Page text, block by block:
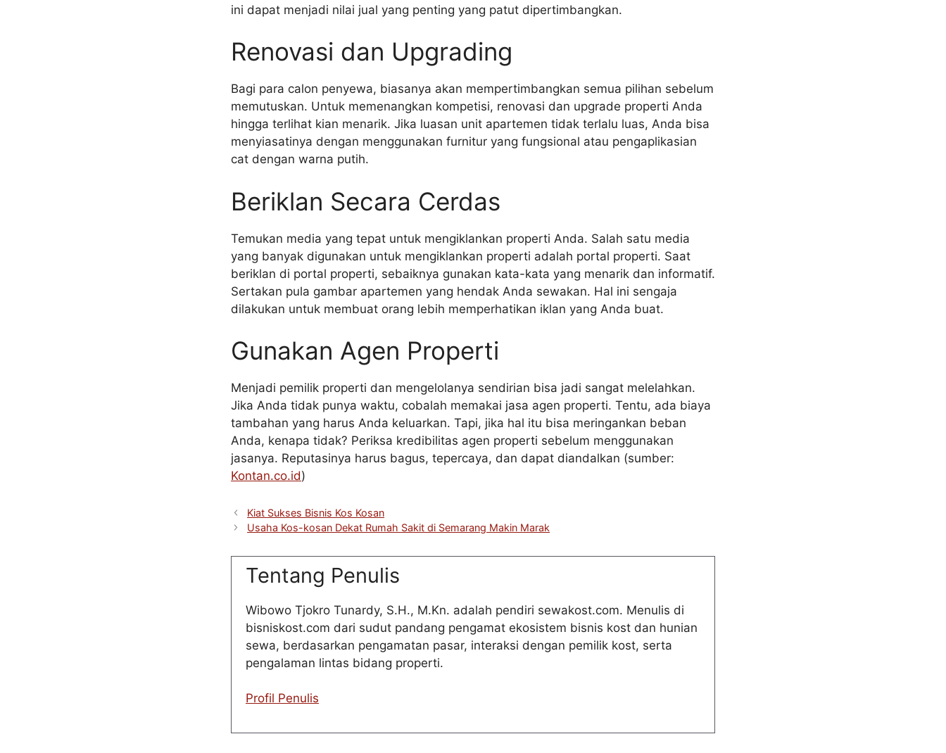
ini dapat menjadi nilai jual yang penting yang patut dipertimbangkan.
Renovasi dan Upgrading
Bagi para calon penyewa, biasanya akan mempertimbangkan semua pilihan sebelum
memutuskan. Untuk memenangkan kompetisi, renovasi dan upgrade properti Anda
hingga terlihat kian menarik. Jika luasan unit apartemen tidak terlalu luas, Anda bisa
menyiasatinya dengan menggunakan furnitur yang fungsional atau pengaplikasian
cat dengan warna putih.
Beriklan Secara Cerdas
Temukan media yang tepat untuk mengiklankan properti Anda. Salah satu media
yang banyak digunakan untuk mengiklankan properti adalah portal properti. Saat
beriklan di portal properti, sebaiknya gunakan kata-kata yang menarik dan informatif.
Sertakan pula gambar apartemen yang hendak Anda sewakan. Hal ini sengaja
dilakukan untuk membuat orang lebih memperhatikan iklan yang Anda buat.
Gunakan Agen Properti
Menjadi pemilik properti dan mengelolanya sendirian bisa jadi sangat melelahkan.
Jika Anda tidak punya waktu, cobalah memakai jasa agen properti. Tentu, ada biaya
tambahan yang harus Anda keluarkan. Tapi, jika hal itu bisa meringankan beban
Anda, kenapa tidak? Periksa kredibilitas agen properti sebelum menggunakan
jasanya. Reputasinya harus bagus, tepercaya, dan dapat diandalkan (sumber:
Kontan.co.id)
Kiat Sukses Bisnis Kos Kosan
Usaha Kos-kosan Dekat Rumah Sakit di Semarang Makin Marak
Tentang Penulis
Wibowo Tjokro Tunardy, S.H., M.Kn. adalah pendiri sewakost.com. Menulis di
bisniskost.com dari sudut pandang pengamat ekosistem bisnis kost dan hunian
sewa, berdasarkan pengamatan pasar, interaksi dengan pemilik kost, serta
pengalaman lintas bidang properti.
Profil Penulis